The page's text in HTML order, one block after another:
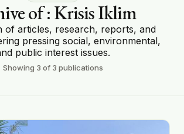
of: Krisis Iklim
of articles, research, reports, and
pressing social, environmental,
public interest issues.
Showing 3 of 3 publications